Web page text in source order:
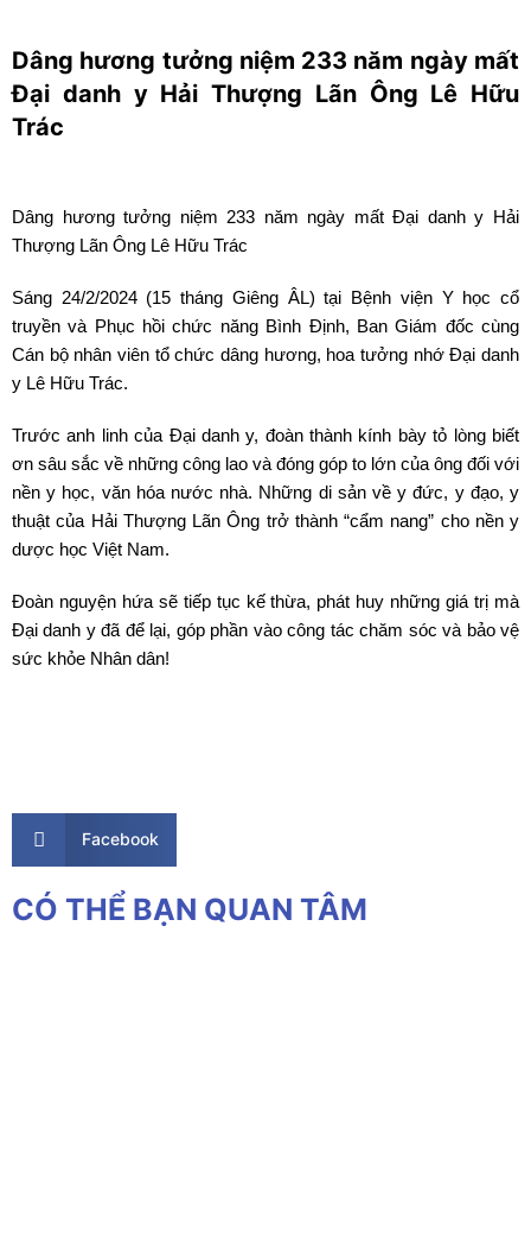
Dâng hương tưởng niệm 233 năm ngày mất
Đại danh y Hải Thượng Lãn Ông Lê Hữu
Trác
Dâng hương tưởng niệm 233 năm ngày mất Đại danh y Hải
Thượng Lãn Ông Lê Hữu Trác
Sáng 24/2/2024 (15 tháng Giêng ÂL) tại Bệnh viện Y học cổ
truyền và Phục hồi chức năng Bình Định, Ban Giám đốc cùng
Cán bộ nhân viên tổ chức dâng hương, hoa tưởng nhớ Đại danh
y Lê Hữu Trác.
Trước anh linh của Đại danh y, đoàn thành kính bày tỏ lòng biết
ơn sâu sắc về những công lao và đóng góp to lớn của ông đối với
nền y học, văn hóa nước nhà. Những di sản về y đức, y đạo, y
thuật của Hải Thượng Lãn Ông trở thành “cẩm nang” cho nền y
dược học Việt Nam.
Đoàn nguyện hứa sẽ tiếp tục kế thừa, phát huy những giá trị mà
Đại danh y đã để lại, góp phần vào công tác chăm sóc và bảo vệ
sức khỏe Nhân dân!
Facebook
CÓ THỂ BẠN QUAN TÂM